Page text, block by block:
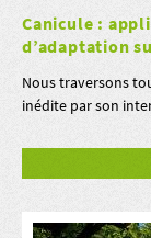
Canicule :
d’adaptation
Nous traversons
inédite par son